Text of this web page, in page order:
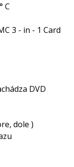
C
3 - in - 1 Card
DVD
dole )